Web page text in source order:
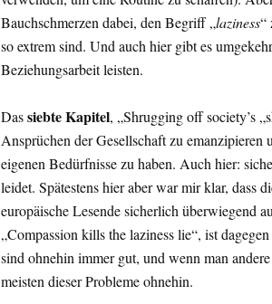
Bauchschmerzen dabei, den Begriff „laziness“
so extrem sind. Und auch hier gibt es
Beziehungsarbeit leisten.
Dassiebte Kapitel, „Shrugging off society’s
Ansprüchen der Gesellschaft zu emanzipieren
eigenen Bedürfnisse zu haben. Auch hier:
leidet. Spätestens hier aber war mir klar, dass
europäische Lesende sicherlich überwiegend
„Compassion kills the laziness lie“, ist
sind ohnehin immer gut, und wenn man
meisten dieser Probleme ohnehin.